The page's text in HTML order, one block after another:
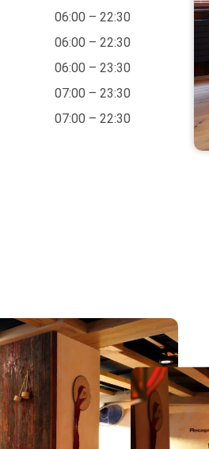
06:00 – 22:30
06:00 – 22:30
06:00 – 23:30
07:00 – 23:30
07:00 – 22:30